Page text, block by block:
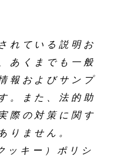
れている説明お
あくまでも一般
報およびサンプ
。また、法的助
際の対策に関す
りません。
キー）ポリシ